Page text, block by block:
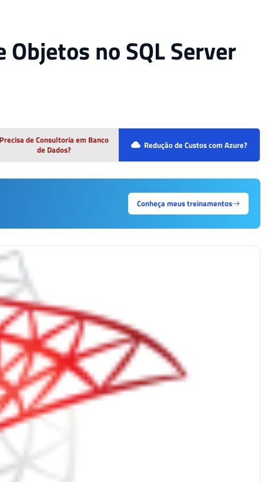
no SQL Server
Precisa de Consultoria em Banco
de Dados?
Redução de Custos com Azure?
Conheça meus treinamentos